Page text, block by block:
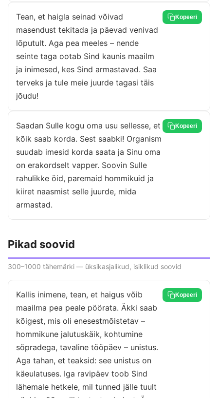
Tean, et haigla seinad võivad
masendust tekitada ja päevad venivad
lõputult. Aga pea meeles – nende
seinte taga ootab Sind kaunis maailm
ja inimesed, kes Sind armastavad. Saa
terveks ja tule meie juurde tagasi täis
jõudu!
Kopeeri
Saadan Sulle kogu oma usu sellesse, et
kõik saab korda. Sest saabki! Organism
suudab imesid korda saata ja Sinu oma
on erakordselt vapper. Soovin Sulle
rahulikke öid, paremaid hommikuid ja
kiiret naasmist selle juurde, mida
armastad.
Kopeeri
Pikad soovid
300–1000 tähemärki — üksikasjalikud, isiklikud soovid
Kallis inimene, tean, et haigus võib
maailma pea peale pöörata. Äkki saab
kõigest, mis oli enesestmõistetav –
hommikune jalutuskäik, kohtumine
sõpradega, tavaline tööpäev – unistus.
Aga tahan, et teaksid: see unistus on
käeulatuses. Iga ravipäev toob Sind
lähemale hetkele, mil tunned jälle tuult
Kopeeri